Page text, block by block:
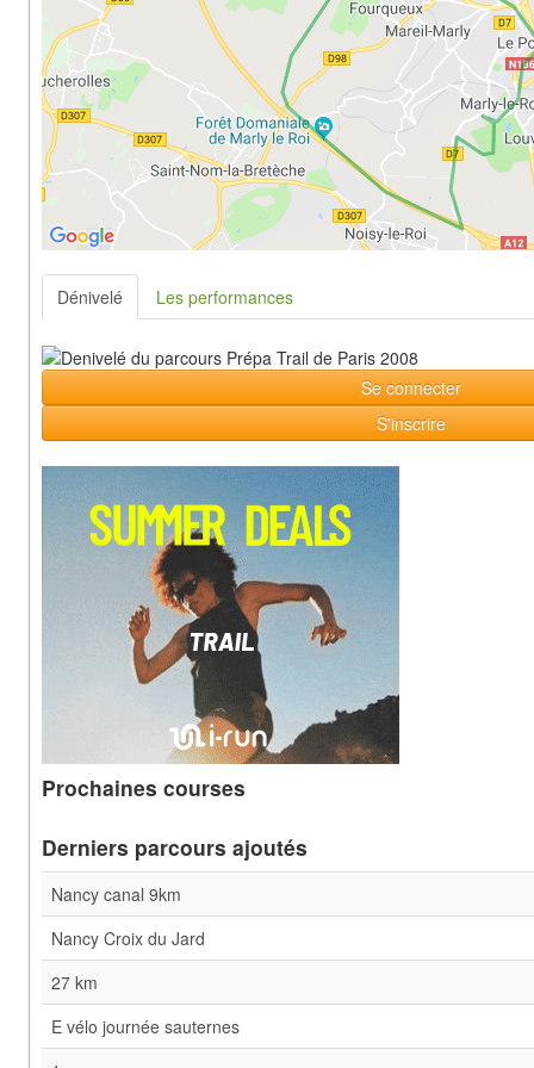
Dénivelé Les performances
Se connecter
S'inscrire
Prochaines courses
Derniers parcours ajoutés
Nancy canal 9km
Nancy Croix du Jard
27 km
E vélo journée sauternes